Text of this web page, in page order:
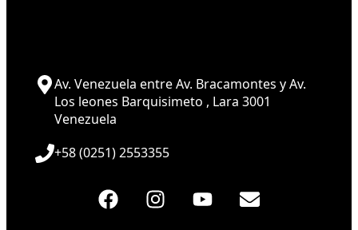
Av. Venezuela entre Av. Bracamontes y Av.
Los leones Barquisimeto , Lara 3001
Venezuela
+58 (0251) 2553355